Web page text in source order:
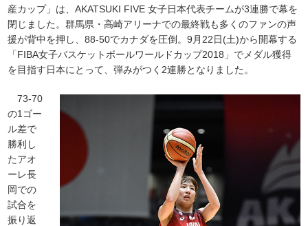
産カップ」は、AKATSUKI FIVE 女子日本代表チームが3連勝で幕を
閉じました。群馬県・高崎アリーナでの最終戦も多くのファンの声
援が背中を押し、88-50でカナダを圧倒。9月22日(土)から開幕する
「FIBA女子バスケットボールワールドカップ2018」 でメダル獲得
を目指す日本にとって、弾みがつく2連勝となりました。
73-70
の1ゴー
ル差で
勝利し
たアオ
ーレ長
岡での
試合を
振り返